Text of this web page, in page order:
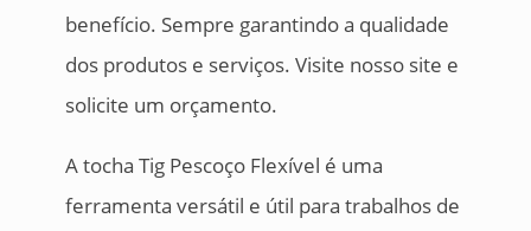
benefício. Sempre garantindo a qualidade
dos produtos e serviços. Visite nosso site e
solicite um orçamento.
A tocha Tig Pescoço Flexível é uma
ferramenta versátil e útil para trabalhos de